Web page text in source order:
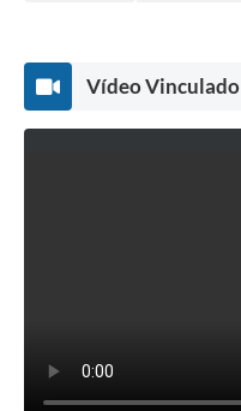
Vídeo Vinculado